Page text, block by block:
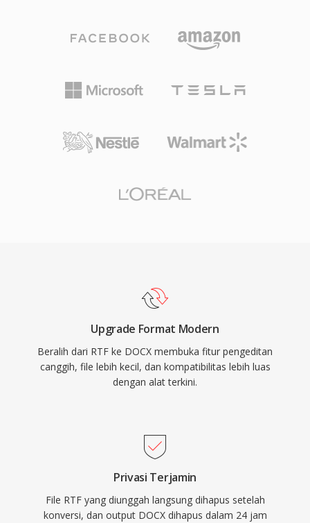
Upgrade Format Modern
Beralih dari RTF ke DOCX membuka fitur pengeditan
canggih, file lebih kecil, dan kompatibilitas lebih luas
dengan alat terkini.
Privasi Terjamin
File RTF yang diunggah langsung dihapus setelah
konversi, dan output DOCX dihapus dalam 24 jam